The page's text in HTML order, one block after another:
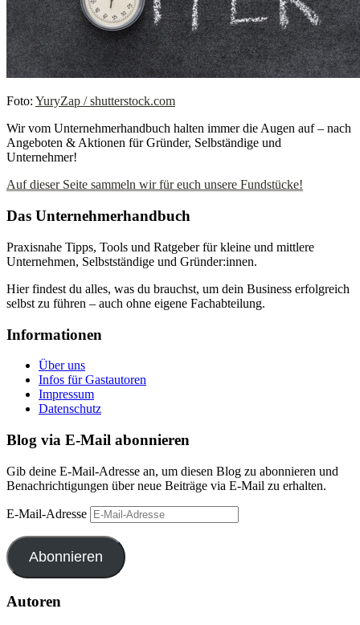
Foto: YuryZap / shutterstock.com
Wir vom Unternehmerhandbuch halten immer die Augen auf – nach
Angeboten & Aktionen für Gründer, Selbständige und
Unternehmer!
Auf dieser Seite sammeln wir für euch unsere Fundstücke!
Das Unternehmerhandbuch
Praxisnahe Tipps, Tools und Ratgeber für kleine und mittlere
Unternehmen, Selbstständige und Gründer:innen.
Hier findest du alles, was du brauchst, um dein Business erfolgreich
selbst zu führen – auch ohne eigene Fachabteilung.
Informationen
Über uns
Infos für Gastautoren
Impressum
Datenschutz
Blog via E-Mail abonnieren
Gib deine E-Mail-Adresse an, um diesen Blog zu abonnieren und
Benachrichtigungen über neue Beiträge via E-Mail zu erhalten.
E-Mail-Adresse
Abonnieren
Autoren